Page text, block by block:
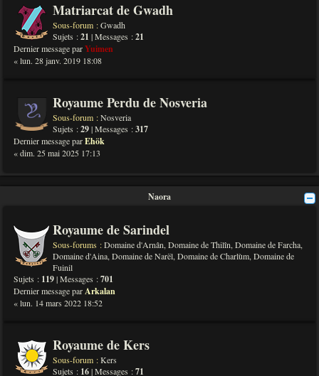
Matriarcat de Gwadh
Sous-forum :Gwadh
Sujets :21 | Messages :21
Dernier message parYuimen
« lun. 28 janv. 2019 18:08
Royaume Perdu de Nosveria
Sous-forum :Nosveria
Sujets :29| Messages :317
Dernier message parEhök
« dim. 25 mai 2025 17:13
Naora
Royaume de Sarindel
Sous-forums :Domaine d'Arnân, Domaine de Thilîn, Domaine de Farcha,
Domaine d'Aina, Domaine de Narël, Domaine de Charlùm, Domaine de
Fuinil
Sujets : 119| Messages :701
Dernier message parArkalan
« lun. 14 mars 2022 18:52
Royaume de Kers
Sous-forum :Kers
Sujets : 16| Messages :71